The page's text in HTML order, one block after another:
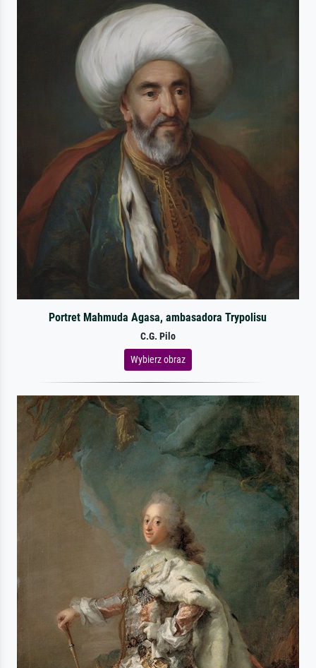
Portret Mahmuda Agasa, ambasadora Trypolisu
C.G. Pilo
Wybierz obraz